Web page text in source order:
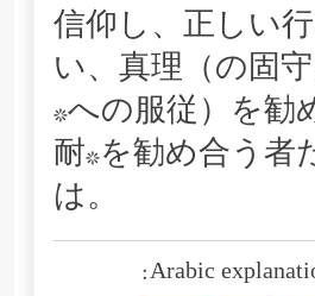
信仰し、正しい
い、真理（の固
*への服従）を勧
耐*を勧め合う者
は。
Arabic